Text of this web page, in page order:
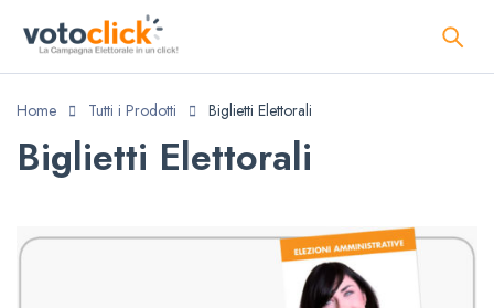
Home Tutti i Prodotti Biglietti Elettorali
Biglietti Elettorali